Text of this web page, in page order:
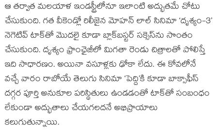
ఆ తర్వాత మలయాళ ఇండస్ట్రీలోనూ ఇలాంటి అద్భుతమే చోటు
చేసుకుంది. గత వీకెండ్లో రిలీజైన మోహన్ లాల్ సినిమా ‘దృశ్యం-3’
నెగెటివ్ టాక్‌తో మొదలై కూడా బ్లాక్‌బస్టర్ సక్సెస్‌ను సొంతం
చేసుకుంది. దృశ్యం ఫ్రాంఛైజీలో మిగతా రెండు చిత్రాలతో పోలిస్తే
ఇది సాధారణం. అయినా వసూళ్లకు ఢోకా లేదు. ఈ కోవలోనే
వచ్చే వారం రాబోయే తెలుగు సినిమా ‘పెద్ది’కి కూడా బాక్సాఫీస్
దగ్గర పూర్తి అనుకూల పరిస్థితులు ఉండడంతో టాక్‌తో సంబంధం
లేకుండా అద్భుతాలు చేయగలదనే అభిప్రాయాలు
కలుగుతున్నాయి.